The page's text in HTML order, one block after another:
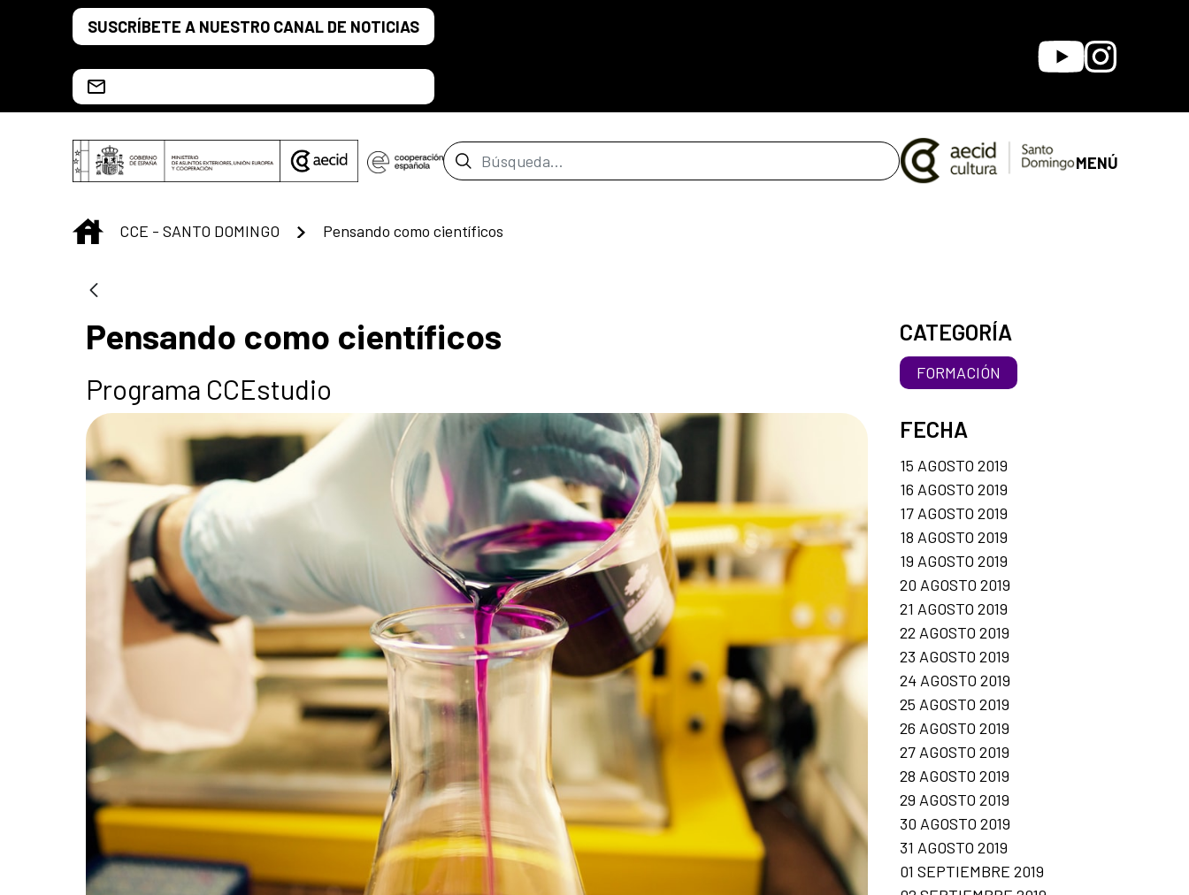
Saltar al contenido principal
SUSCRÍBETE A NUESTRO CANAL DE NOTICIAS
YoutubeInstagram
Barra de búsqueda MENÚ
INICIO
CCE - SANTO DOMINGO Pensando como científicos
Pensando como científicos
Programa CCEstudio
CATEGORÍA
FORMACIÓN
FECHA
15 AGOSTO 2019
16 AGOSTO 2019
17 AGOSTO 2019
18 AGOSTO 2019
19 AGOSTO 2019
20 AGOSTO 2019
21 AGOSTO 2019
22 AGOSTO 2019
23 AGOSTO 2019
24 AGOSTO 2019
25 AGOSTO 2019
26 AGOSTO 2019
27 AGOSTO 2019
28 AGOSTO 2019
29 AGOSTO 2019
30 AGOSTO 2019
31 AGOSTO 2019
01 SEPTIEMBRE 2019